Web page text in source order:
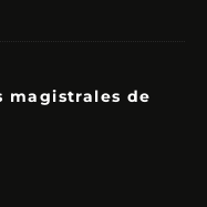
magistrales de